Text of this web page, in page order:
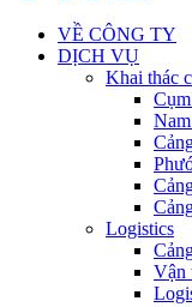
VỀ CÔNG TY
DỊCH VỤ
Khai thác
Logistics
Vận